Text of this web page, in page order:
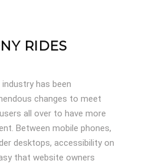
RIDES
has been
changes to meet
all over to have more
Between mobile phones,
desktops, accessibility on
that website owners